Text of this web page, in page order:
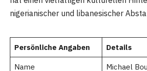
nigerianischer und libanesischer
Persönliche Angaben Details
Name Michael